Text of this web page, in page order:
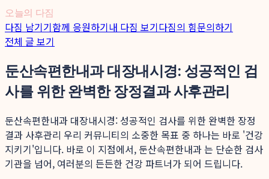
오늘의 다짐
다짐 남기기함께 응원하기내 다짐 보기다짐의 힘문의하기
전체 글 보기
둔산속편한내과 대장내시경: 성공적인 검
사를 위한 완벽한 장정결과 사후관리
둔산속편한내과 대장내시경: 성공적인 검사를 위한 완벽한 장정
결과 사후관리 우리 커뮤니티의 소중한 목표 중 하나는 바로 '건강
지키기'입니다. 바로 이 지점에서, 둔산속편한내과 는 단순한 검사
기관을 넘어, 여러분의 든든한 건강 파트너가 되어 드립니다.